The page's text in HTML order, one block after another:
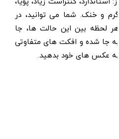
گرم و خنک. شما می توانید، در
هر لحظه بین این حالت ها، جا
به جا شده و افکت های متفاوتی
به عکس های خود بدهید.